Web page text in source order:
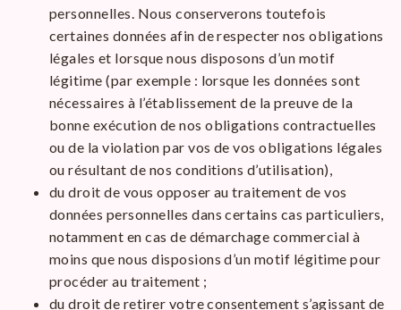
personnelles. Nous conserverons toutefois
certaines données afin de respecter nos obligations
légales et lorsque nous disposons d’un motif
légitime (par exemple : lorsque les données sont
nécessaires à l’établissement de la preuve de la
bonne exécution de nos obligations contractuelles
ou de la violation par vos de vos obligations légales
ou résultant de nos conditions d’utilisation),
du droit de vous opposer au traitement de vos
données personnelles dans certains cas particuliers,
notamment en cas de démarchage commercial à
moins que nous disposions d’un motif légitime pour
procéder au traitement ;
du droit de retirer votre consentement s’agissant de